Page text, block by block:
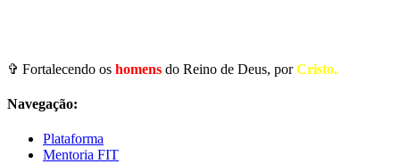
✞ Fortalecendo os homens do Reino de Deus, porCristo.
Navegação:
Plataforma
Mentoria FIT